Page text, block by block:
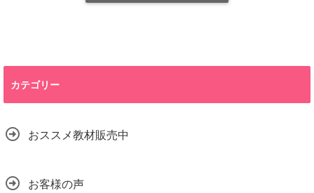
カテゴリー
おススメ教材販売中
お客様の声